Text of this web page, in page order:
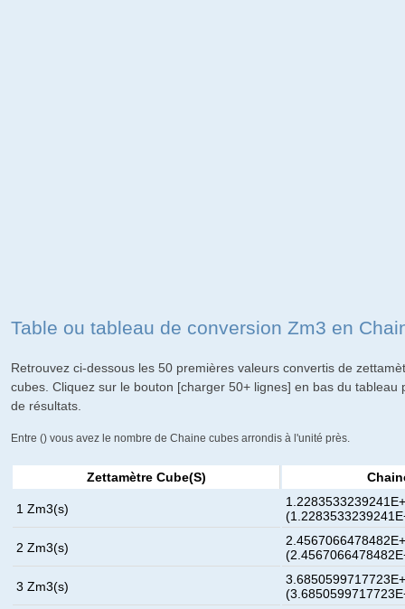
Table ou tableau de conversion Zm3 en
Retrouvez ci-dessous les 50 premières valeurs convertis de
cubes. Cliquez sur le bouton [charger 50+ lignes] en bas du tableau
de résultats.
Entre () vous avez le nombre de Chaine cubes arrondis à l'unité près.
Zettamètre Cube(s)
1 Zm3(s)
2 Zm3(s)
3 Zm3(s)